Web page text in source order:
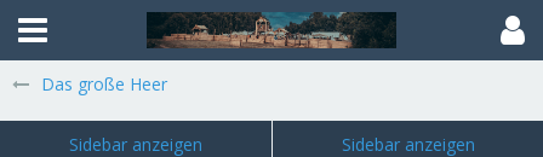
Das große Heer